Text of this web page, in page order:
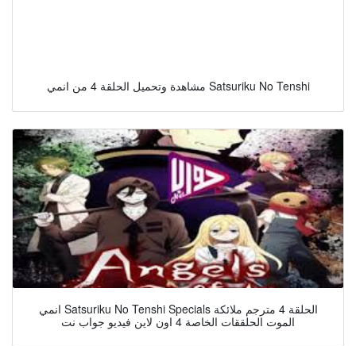
مشاهدة وتحميل الحلقة 4 من انمي Satsuriku No Tenshi
انمي Satsuriku No Tenshi Specials الحلقة 4 مترجم ملائكة
الموت الحلققات الخاصة 4 اون لاين فيديو جواب نت